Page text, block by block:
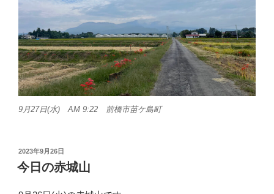
9月27日(水) AM 9:22 前橋市苗ケ島町
投
稿
日:
2023年9月26日
今日の赤城山